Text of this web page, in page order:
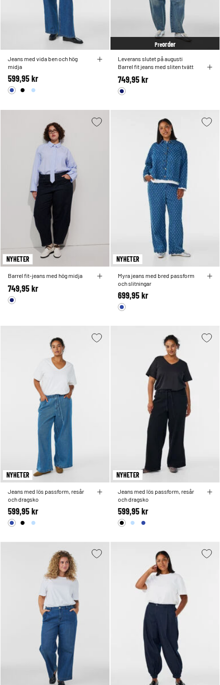
Jeans med vida ben och hög
midja
599,95 kr
Preorder
Leverans slutet på augusti
Barrel fit jeans med sliten tvätt
749,95 kr
NYHETER
Barrel fit-jeans med hög midja
749,95 kr
NYHETER
Myra jeans med bred passform
och slitningar
699,95 kr
NYHETER
Jeans med lös passform, resår
och dragsko
599,95 kr
NYHETER
Jeans med lös passform, resår
och dragsko
599,95 kr